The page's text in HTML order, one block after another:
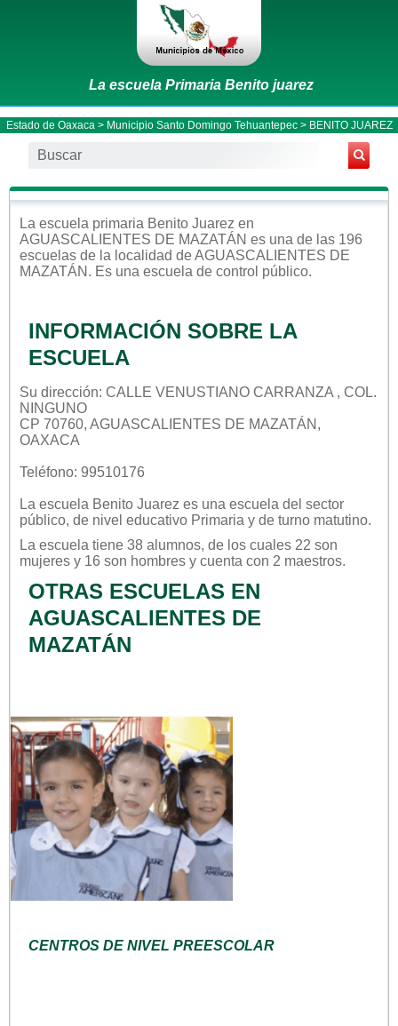
La escuela Primaria Benito juarez
Estado de Oaxaca > Municipio Santo Domingo Tehuantepec> BENITO JUAREZ
La escuela primaria Benito Juarez en
AGUASCALIENTES DE MAZATÁN es una de las 196
escuelas de la localidad deAGUASCALIENTES DE
MAZATÁN . Es una escuela de control público.
INFORMACIÓN SOBRE LA
ESCUELA
Su dirección: CALLE VENUSTIANO CARRANZA , COL.
NINGUNO
CP 70760, AGUASCALIENTES DE MAZATÁN,
OAXACA
Teléfono: 99510176
La escuela Benito Juarez es una escuela del sector
público, de nivel educativo Primaria y de turno matutino.
La escuela tiene 38 alumnos, de los cuales 22 son
mujeres y 16 son hombres y cuenta con 2 maestros.
OTRAS ESCUELAS EN
AGUASCALIENTES DE
MAZATÁN
CENTROS DE NIVEL PREESCOLAR